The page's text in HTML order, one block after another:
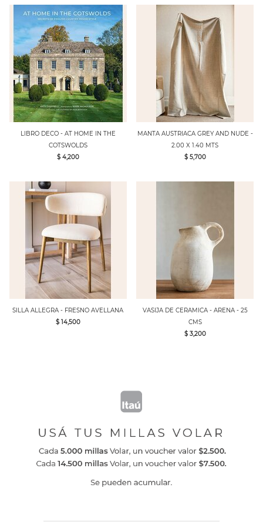
LIBRO DECO - AT HOME IN THE
COTSWOLDS
$ 4,200
MANTA AUSTRIACA GREY AND NUDE -
2.00 X 1.40 MTS
$ 5,700
SILLA ALLEGRA - FRESNO AVELLANA
$ 14,500
VASIJA DE CERAMICA - ARENA - 25
CMS
$ 3,200